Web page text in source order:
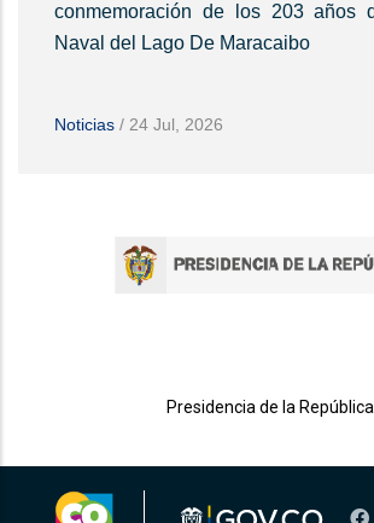
conmemoración de los 203 años
Naval del Lago De Maracaibo
Noticias / 24 Jul, 2026
Presidencia de la República